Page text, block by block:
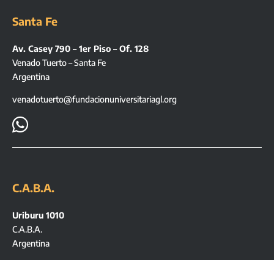
Santa Fe
Av. Casey 790 – 1er Piso – Of. 128
Venado Tuerto – Santa Fe
Argentina
venadotuerto@fundacionuniversitariagl.org

C.A.B.A.
Uriburu 1010
C.A.B.A.
Argentina